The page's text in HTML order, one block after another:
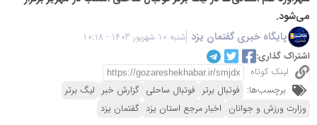
می‌شود.
پایگاه خبری گفتمان یزد شنبه 10 شهریور 1403 - 10:18
اشتراک گذاری:
لینک کوتاه
برچسب‌ها: فوتبال برتر فوتبال ساحلی گزارش خبر لیگ برتر
وزارت ورزش و جوانان اخبار مرجع استان یزد گفتمان یزد